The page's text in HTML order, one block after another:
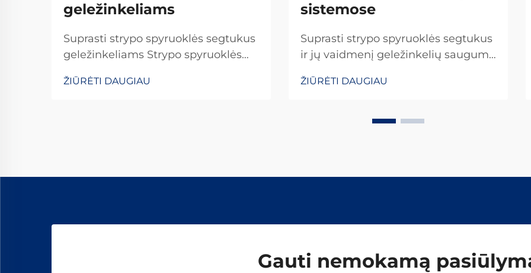
geležinkeliams
Suprasti strypo spyruoklės segtukus
geležinkeliams Strypo spyruoklės
elementai, kurie vaidina svarbų
ŽIŪRĖTI DAUGIAU
sistemose
Suprasti strypo spyruoklės segtukus
ir jų vaidmenį geležinkelių saugumo
segtukai yra specialūs tvirtinimo
pritvirtintus prie miegojamųjų vietų,
ŽIŪRĖTI DAUGIAU
Gauti nemokamą